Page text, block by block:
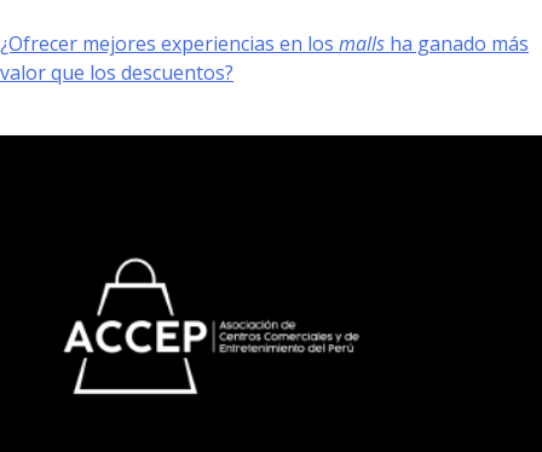
¿Ofrecer mejores experiencias en los malls ha ganado más
valor que los descuentos?